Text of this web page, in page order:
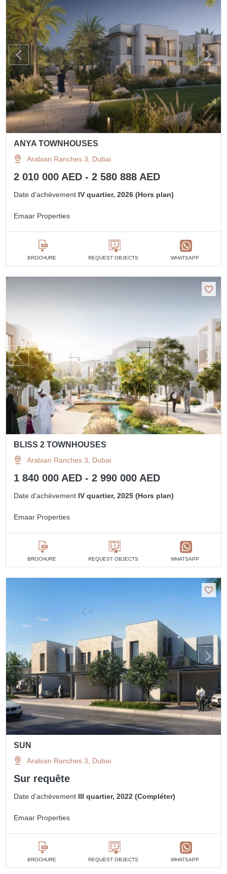
ANYA TOWNHOUSES
Arabian Ranches 3, Dubai
2 010 000 AED - 2 580 888 AED
Date d'achèvement IV quartier, 2026 (Hors plan)
Emaar Properties
BROCHURE REQUEST OBJECTS WHATSAPP
BLISS 2 TOWNHOUSES
Arabian Ranches 3, Dubai
1 840 000 AED - 2 990 000 AED
Date d'achèvement IV quartier, 2025 (Hors plan)
Emaar Properties
BROCHURE REQUEST OBJECTS WHATSAPP
SUN
Arabian Ranches 3, Dubai
Sur requête
Date d'achèvement III quartier, 2022 (Compléter)
Emaar Properties
BROCHURE REQUEST OBJECTS WHATSAPP